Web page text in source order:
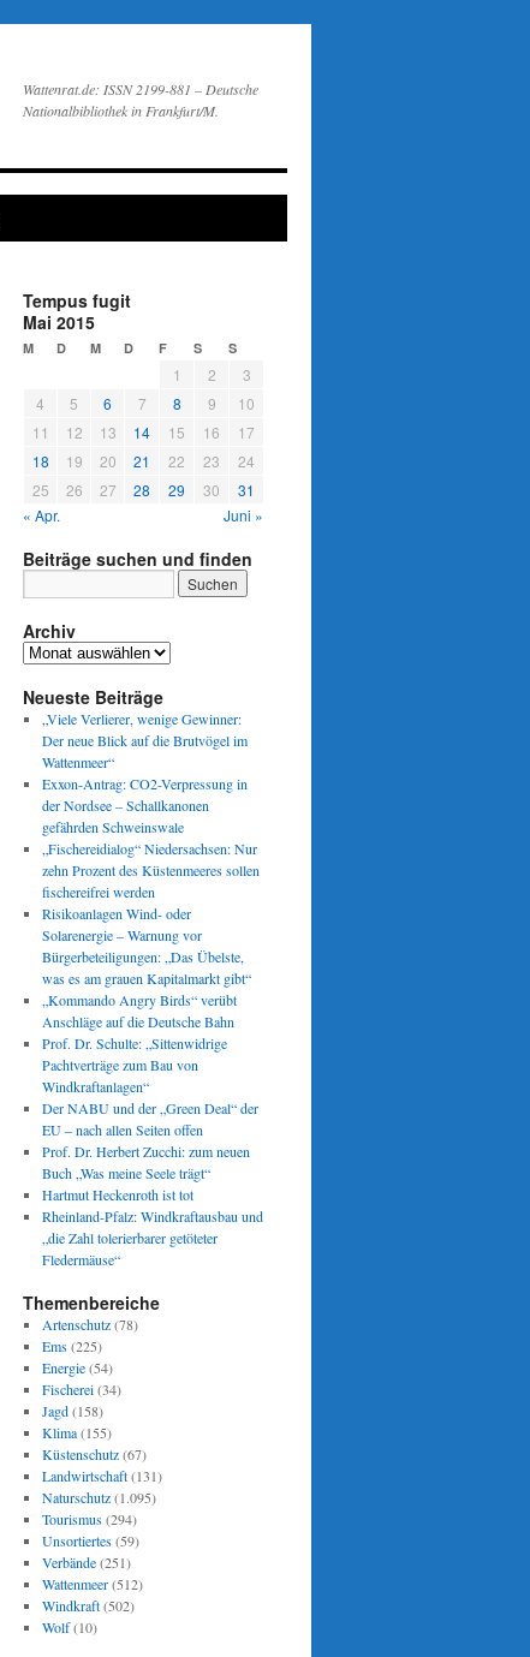
Wattenrat.de: ISSN 2199-881 – Deutsche
Nationalbibliothek in Frankfurt/M.
Tempus fugit
Mai 2015
M D M D F S S
1 2
3
4
5 6 7 8 9
10
11
12 13 14 15 16
17
18
19 20 21 22 23
24
25
26 27 28 29 30
31
« Apr.
Juni »
Beiträge suchen und finden
Archiv
Archiv
Neueste Beiträge
„Viele Verlierer, wenige Gewinner:
Der neue Blick auf die Brutvögel im
Wattenmeer“
Exxon-Antrag: CO2-Verpressung in
der Nordsee – Schallkanonen
gefährden Schweinswale
„Fischereidialog“ Niedersachsen: Nur
zehn Prozent des Küstenmeeres sollen
fischereifrei werden
Risikoanlagen Wind- oder
Solarenergie – Warnung vor
Bürgerbeteiligungen: „Das Übelste,
was es am grauen Kapitalmarkt gibt“
„Kommando Angry Birds“ verübt
Anschläge auf die Deutsche Bahn
Prof. Dr. Schulte: „Sittenwidrige
Pachtverträge zum Bau von
Windkraftanlagen“
Der NABU und der „Green Deal“ der
EU – nach allen Seiten offen
Prof. Dr. Herbert Zucchi: zum neuen
Buch „Was meine Seele trägt“
Hartmut Heckenroth ist tot
Rheinland-Pfalz: Windkraftausbau und
„die Zahl tolerierbarer getöteter
Fledermäuse“
Themenbereiche
Artenschutz(78)
Ems(225)
Energie(54)
Fischerei(34)
Jagd(158)
Klima(155)
Küstenschutz(67)
Landwirtschaft(131)
Naturschutz(1.095)
Tourismus(294)
Unsortiertes(59)
Verbände(251)
Wattenmeer(512)
Windkraft(502)
Wolf(10)